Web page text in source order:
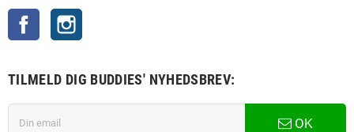
Facebook
TILMELD DIG BUDDIES' NYHEDSBREV:
OK